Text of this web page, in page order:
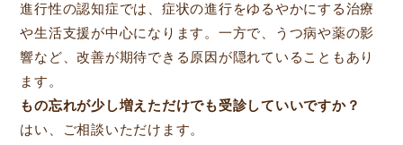
進行性の認知症では、症状の進行をゆるやかにする治療
や生活支援が中心になります。一方で、うつ病や薬の影
響など、改善が期待できる原因が隠れていることもあり
ます。
もの忘れが少し増えただけでも受診していいですか？
はい、ご相談いただけます。